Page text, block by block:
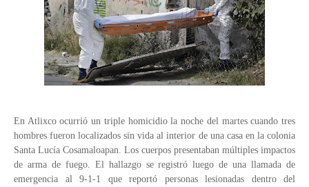
En Atlixco ocurrió un triple homicidio la noche del martes cuando tres
hombres fueron localizados sin vida al interior de una casa en la colonia
Santa Lucía Cosamaloapan. Los cuerpos presentaban múltiples impactos
de arma de fuego. El hallazgo se registró luego de una llamada de
emergencia al 9-1-1 que reportó personas lesionadas dentro del